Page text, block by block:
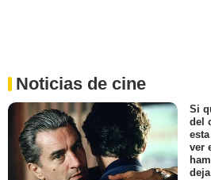
Noticias de cine
Si
del
ver